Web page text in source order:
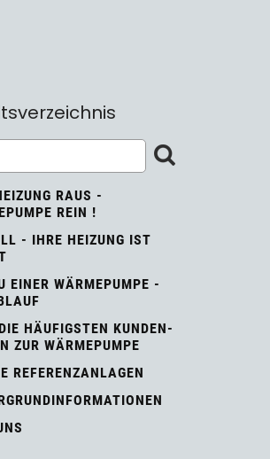
RAUS -
REIN !
- IHRE HEIZUNG IST
EINER WÄRMEPUMPE -
HÄUFIGSTEN KUNDEN-
ZUR WÄRMEPUMPE
REFERENZANLAGEN